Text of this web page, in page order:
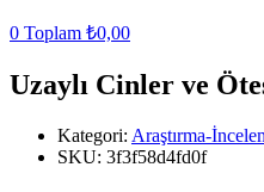
0 Toplam ₺0,00
Uzaylı Cinler ve
Kategori: Araştırma-
SKU: 3f3f58d4fd0f